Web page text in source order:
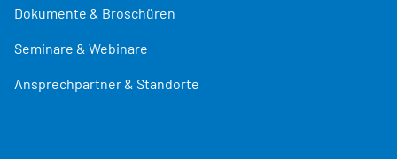
Dokumente & Broschüren
Seminare & Webinare
Ansprechpartner & Standorte